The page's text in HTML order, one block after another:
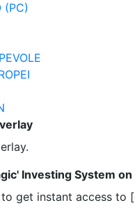
(PC)
Investing System on
get instant access to